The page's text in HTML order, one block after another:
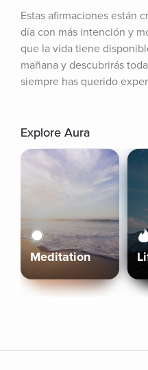
Estas afirmaciones están
día con más intención y
que la vida tiene
mañana y descubrirás
siempre has querido
Explore Aura
Meditation